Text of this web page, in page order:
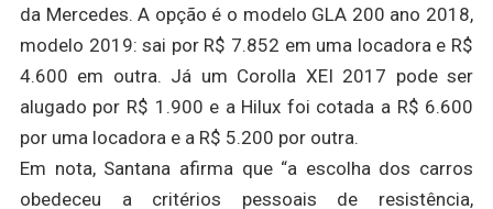
da Mercedes. A opção é o modelo GLA 200 ano 2018,
modelo 2019: sai por R$ 7.852 em uma locadora e R$
4.600 em outra. Já um Corolla XEI 2017 pode ser
alugado por R$ 1.900 e a Hilux foi cotada a R$ 6.600
por uma locadora e a R$ 5.200 por outra.
Em nota, Santana afirma que “a escolha dos carros
obedeceu a critérios pessoais de resistência,